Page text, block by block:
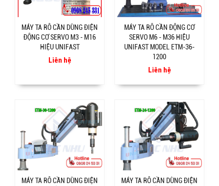
MÁY TA RÔ CẦN DÙNG ĐIỆN
ĐỘNG CƠ SERVO M3 - M16
HIỆU UNIFAST
Liên hệ
MÁY TA RÔ CẦN ĐỘNG CƠ
SERVO M6 - M36 HIỆU
UNIFAST MODEL ETM-36-
1200
Liên hệ
MÁY TA RÔ CẦN DÙNG ĐIỆN
MÁY TA RÔ CẦN DÙNG ĐIỆN